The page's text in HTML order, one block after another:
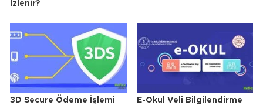
İzlenir?
3D Secure Ödeme İşlemi
E-Okul Veli Bilgilendirme